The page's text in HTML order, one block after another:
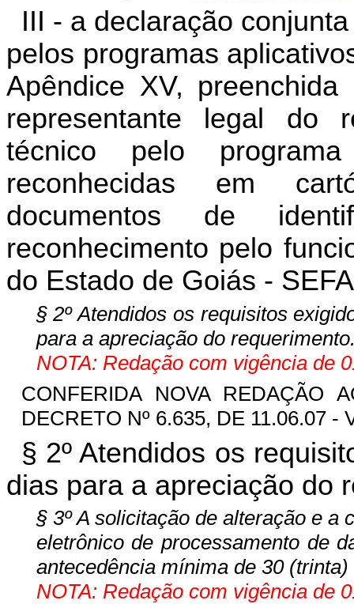
III - a declaração
pelos programas
Apêndice XV,
representante legal do
técnico pelo
reconhecidas em
documentos de
reconhecimento pelo
do Estado de Goiás -
§ 2º Atendidos os requisitos
para a apreciação do
NOTA: Redação com vigência de
CONFERIDA NOVA REDAÇÃO
DECRETO Nº 6.635, DE 11.06.07 -
§ 2º Atendidos os
dias para a apreciação do
§ 3º A solicitação de alteração e
eletrônico de processamento de
antecedência mínima de 30 (trinta)
NOTA: Redação com vigência de